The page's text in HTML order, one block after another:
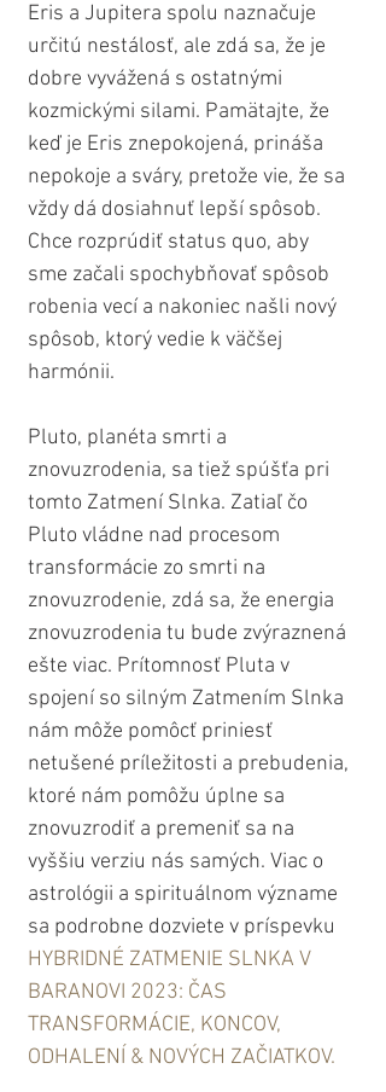
Eris a Jupitera spolu naznačuje
určitú nestálosť, ale zdá sa, že je
dobre vyvážená s ostatnými
kozmickými silami. Pamätajte, že
keď je Eris znepokojená, prináša
nepokoje a sváry, pretože vie, že sa
vždy dá dosiahnuť lepší spôsob.
Chce rozprúdiť status quo, aby
sme začali spochybňovať spôsob
robenia vecí a nakoniec našli nový
spôsob, ktorý vedie k väčšej
harmónii.
Pluto, planéta smrti a
znovuzrodenia, sa tiež spúšťa pri
tomto Zatmení Slnka. Zatiaľ čo
Pluto vládne nad procesom
transformácie zo smrti na
znovuzrodenie, zdá sa, že energia
znovuzrodenia tu bude zvýraznená
ešte viac. Prítomnosť Pluta v
spojení so silným Zatmením Slnka
nám môže pomôcť priniesť
netušené príležitosti a prebudenia,
ktoré nám pomôžu úplne sa
znovuzrodiť a premeniť sa na
vyššiu verziu nás samých. Viac o
astrológii a spirituálnom význame
sa podrobne dozviete v príspevku
HYBRIDNÉ ZATMENIE SLNKA V
BARANOVI 2023: ČAS
TRANSFORMÁCIE, KONCOV,
ODHALENÍ & NOVÝCH ZAČIATKOV.